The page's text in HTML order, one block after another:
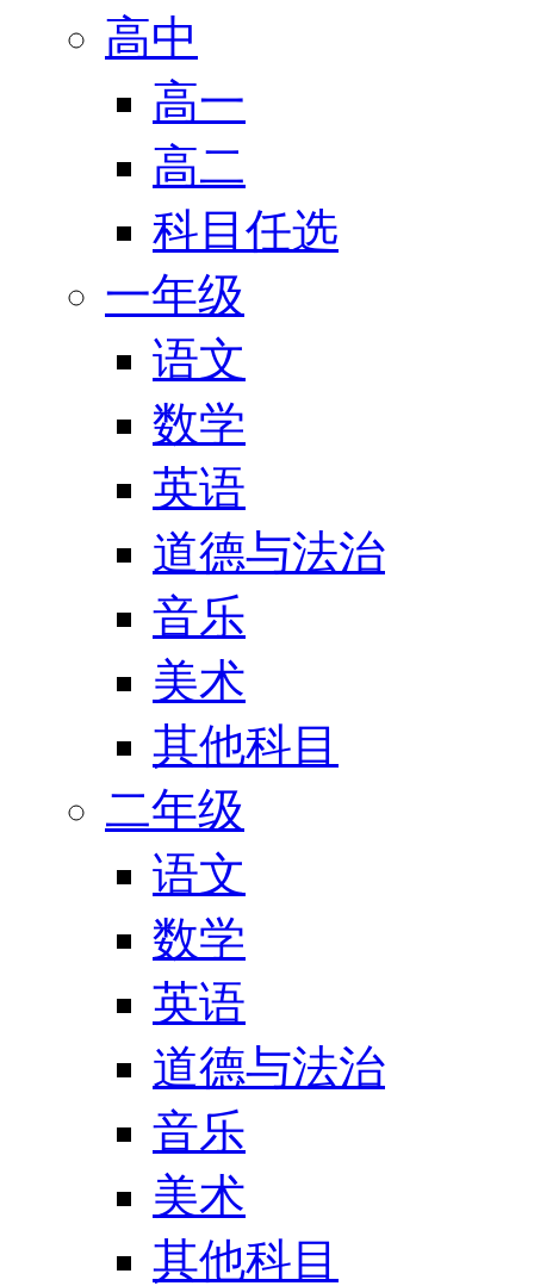
高中
高一
高二
科目任选
一年级
语文
数学
英语
道德与法治
音乐
美术
其他科目
二年级
语文
数学
英语
道德与法治
音乐
美术
其他科目